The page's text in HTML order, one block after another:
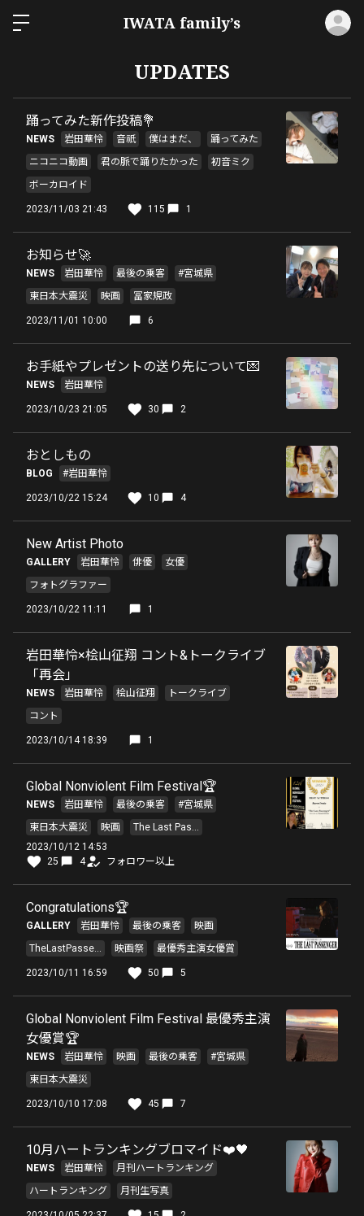
IWATA family’s
UPDATES
踊ってみた新作投稿💐
NEWS 岩田華怜 音祇 僕はまだ、
踊ってみた
ニコニコ動画
君の脈で踊りたかった
初音ミク
ボーカロイド
2023/11/03 21:43 115 1
お知らせ🚀
NEWS 岩田華怜 最後の乗客
#宮城県
東日本大震災
映画 冨家規政
2023/11/01 10:00 6
お手紙やプレゼントの送り先について💌
NEWS 岩田華怜
2023/10/23 21:05 30 2
おとしもの
BLOG #岩田華怜
2023/10/22 15:24 10 4
New Artist Photo
GALLERY 岩田華怜 俳優
女優
フォトグラファー
2023/10/22 11:11 1
岩田華怜×桧山征翔 コント&トークライブ
「再会」
NEWS 岩田華怜 桧山征翔
トークライブ
コント
2023/10/14 18:39 1
Global Nonviolent Film Festival🏆
NEWS 岩田華怜 最後の乗客
#宮城県
東日本大震災
映画
The Last Pas...
2023/10/12 14:53
25
4 フォロワー以上
Congratulations🏆
GALLERY 岩田華怜 最後の乗客
映画
TheLastPasse...
映画祭 最優秀主演女優賞
2023/10/11 16:59 50 5
Global Nonviolent Film Festival 最優秀主演
女優賞🏆
NEWS 岩田華怜 映画 最後の乗客
#宮城県
東日本大震災
2023/10/10 17:08 45 7
10月ハートランキングブロマイド❤️🖤
NEWS 岩田華怜
月刊ハートランキング
ハートランキング
月刊生写真